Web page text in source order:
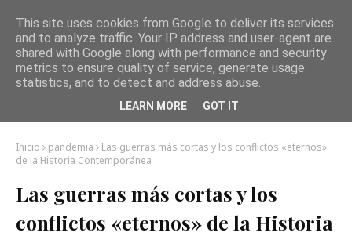
Inicio pandemia
Las guerras más cortas y los conflictos «eternos»
de la Historia Contemporánea
Las guerras más cortas y los
conflictos «eternos» de la Historia
This site uses cookies from Google to deliver its services
and to analyze traffic. Your IP address and user-agent are
shared with Google along with performance and security
metrics to ensure quality of service, generate usage
statistics, and to detect and address abuse.
LEARN MORE GOT IT